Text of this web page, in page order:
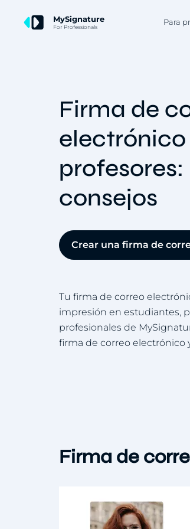
MySignature
For Professionals
Para
Firma de
consejos
Crear una firma de
Tu firma de correo
impresión en estudiantes,
profesionales de
firma de correo electrónico
Firma de